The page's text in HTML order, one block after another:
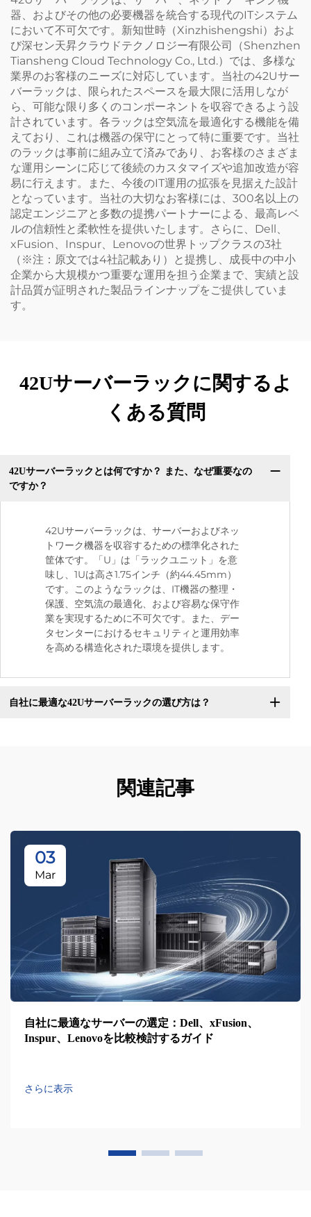
器、およびその他の必要機器を統合する現代のITシステム
において不可欠です。新知世時（Xinzhishengshi）およ
び深セン天昇クラウドテクノロジー有限公司（Shenzhen
Tiansheng Cloud Technology Co., Ltd.）では、多様な
業界のお客様のニーズに対応しています。当社の42Uサー
バーラックは、限られたスペースを最大限に活用しなが
ら、可能な限り多くのコンポーネントを収容できるよう設
計されています。各ラックは空気流を最適化する機能を備
えており、これは機器の保守にとって特に重要です。当社
のラックは事前に組み立て済みであり、お客様のさまざま
な運用シーンに応じて後続のカスタマイズや追加改造が容
易に行えます。また、今後のIT運用の拡張を見据えた設計
となっています。当社の大切なお客様には、300名以上の
認定エンジニアと多数の提携パートナーによる、最高レベ
ルの信頼性と柔軟性を提供いたします。さらに、Dell、
xFusion、Inspur、Lenovoの世界トップクラスの3社
（※注：原文では4社記載あり）と提携し、成長中の中小
企業から大規模かつ重要な運用を担う企業まで、実績と設
計品質が証明された製品ラインナップをご提供していま
す。
42Uサーバーラックに関するよ
くある質問
42Uサーバーラックとは何ですか？ また、なぜ重要なの
ですか？
42Uサーバーラックは、サーバーおよびネッ
トワーク機器を収容するための標準化された
筐体です。「U」は「ラックユニット」を意
味し、1Uは高さ1.75インチ（約44.45mm）
です。このようなラックは、IT機器の整理・
保護、空気流の最適化、および容易な保守作
業を実現するために不可欠です。また、デー
タセンターにおけるセキュリティと運用効率
を高める構造化された環境を提供します。
自社に最適な42Uサーバーラックの選び方は？
関連記事
03
Mar
自社に最適なサーバーの選定：Dell、xFusion、
Inspur、Lenovoを比較検討するガイド
さらに表示